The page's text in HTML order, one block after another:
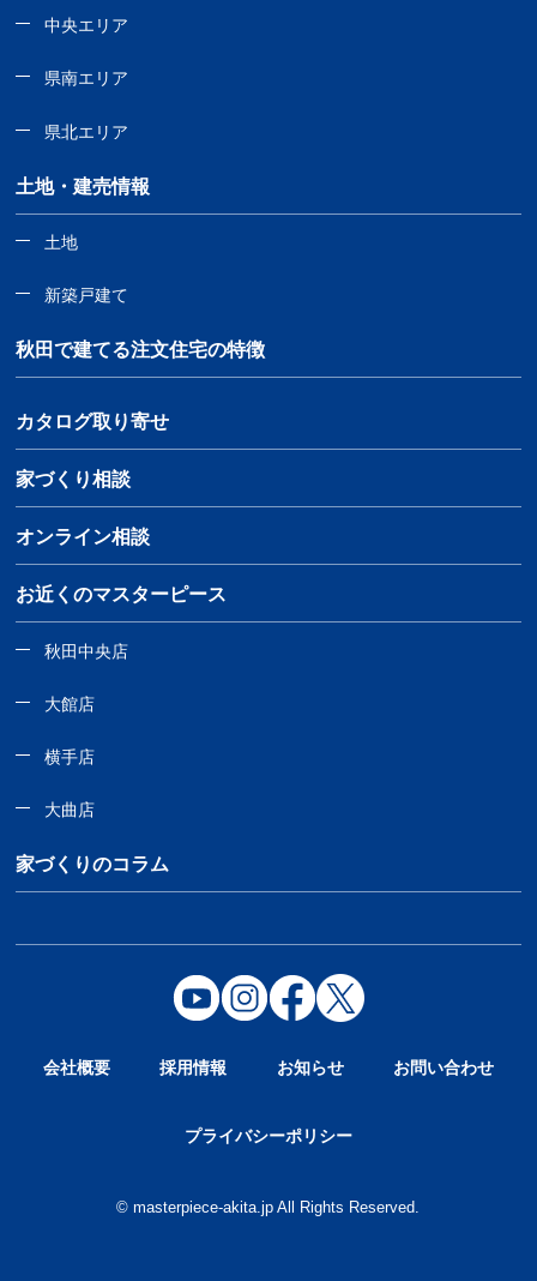
中央エリア
県南エリア
県北エリア
土地・建売情報
土地
新築戸建て
秋田で建てる注文住宅の特徴
カタログ取り寄せ
家づくり相談
オンライン相談
お近くのマスターピース
秋田中央店
大館店
横手店
大曲店
家づくりのコラム
会社概要 採用情報 お知らせ お問い合わせ
プライバシーポリシー
© masterpiece-akita.jp All Rights Reserved.